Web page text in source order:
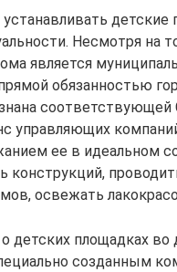
Несмотря на
является
обязанностью
управляющих
ее в идеальном
конструкций,
освежать
детских площадках
созданным